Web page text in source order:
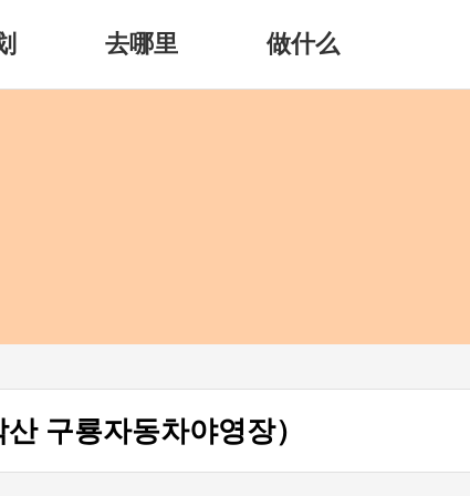
去哪里 做什么
구룡자동차야영장）